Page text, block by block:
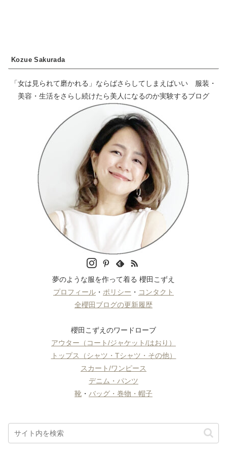
Kozue Sakurada
「女は見られて磨かれる」ならばさらしてしまえばいい 服装・
美容・生活をさらし続けたら美人になるのか実験するブログ
夢のような服を作って着る 櫻田こずえ
プロフィール ・ ポリシー ・ コンタクト
全櫻田ブログの更新履歴
櫻田こずえのワードローブ
アウター（コート/ジャケット/はおり）
トップス（シャツ・Tシャツ・その他）
スカート/ワンピース
デニム・パンツ
靴 ・ バッグ・巻物・帽子